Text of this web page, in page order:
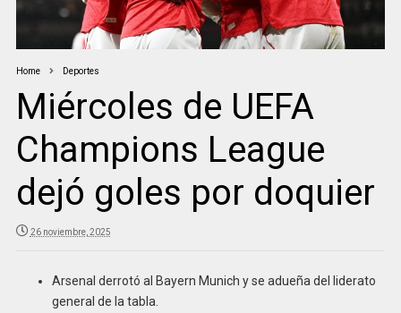
Home Deportes
Miércoles de UEFA
Champions League
dejó goles por doquier
26 noviembre, 2025
Arsenal derrotó al Bayern Munich y se adueña del liderato
general de la tabla.